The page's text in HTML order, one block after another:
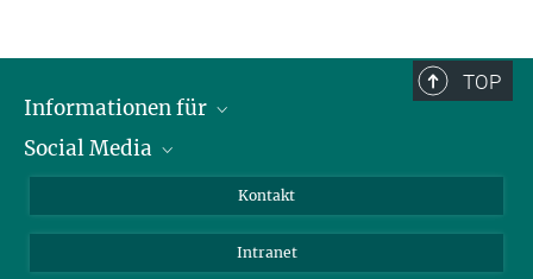
TOP
Informationen für
Bewerbende
Journalist:innen
Social Media
Bluesky
YouTube
Kontakt
Intranet